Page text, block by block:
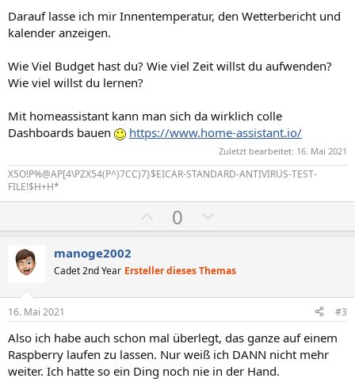
Darauf lasse ich mir Innentemperatur, den Wetterbericht und
kalender anzeigen.
Wie Viel Budget hast du? Wie viel Zeit willst du aufwenden?
Wie viel willst du lernen?
Mit homeassistant kann man sich da wirklich colle
Dashboards bauen
https://www.home-assistant.io/
Zuletzt bearbeitet: 16. Mai 2021
X5O!P%@AP[4\PZX54(P^)7CC)7}$EICAR-STANDARD-ANTIVIRUS-TEST-
FILE!$H+H*
o
i
t
v
e
S
0
e
a
t
v
e
S
manoge2002
Cadet 2nd Year Ersteller dieses Themas
16. Mai 2021 #3
Also ich habe auch schon mal überlegt, das ganze auf einem
Raspberry laufen zu lassen. Nur weiß ich DANN nicht mehr
weiter. Ich hatte so ein Ding noch nie in der Hand.